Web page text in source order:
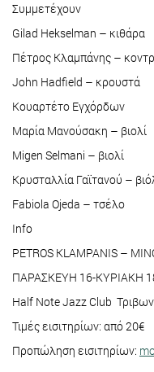
Συμμετέχουν
Gilad Hekselman – κιθάρα
Πέτρος Κλαμπάνης –
John Hadfield – κρουστά
Κουαρτέτο Εγχόρδων
Μαρία Μανούσακη – βιολί
Migen Selmani – βιολί
Κρυσταλλία Γαϊτανού –
Fabiola Ojeda – τσέλο
Info
PETROS KLAMPANIS –
ΠΑΡΑΣΚΕΥΗ 16-ΚΥΡΙΑΚΗ
Half Note Jazz Club
Τιμές εισιτηρίων: από 20€
Προπώληση εισιτηρίων: